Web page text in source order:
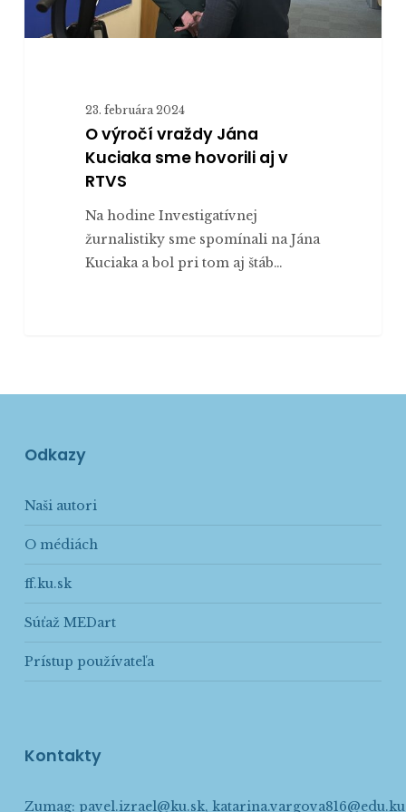
23. februára 2024
O výročí vraždy Jána
Kuciaka sme hovorili aj v
RTVS
Na hodine Investigatívnej
žurnalistiky sme spomínali na Jána
Kuciaka a bol pri tom aj štáb…
Odkazy
Naši autori
O médiách
ff.ku.sk
Súťaž MEDart
Prístup používateľa
Kontakty
Zumag: pavel.izrael@ku.sk,